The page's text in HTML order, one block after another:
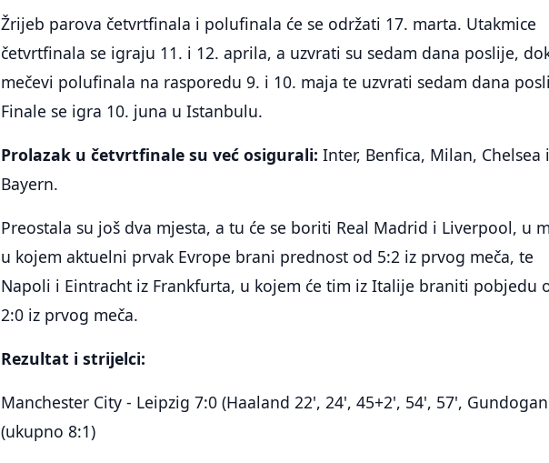
Žrijeb parova četvrtfinala i polufinala će se održati 17. marta. Utakmice
četvrtfinala se igraju 11. i 12. aprila, a uzvrati su sedam dana poslije,
mečevi polufinala na rasporedu 9. i 10. maja te uzvrati sedam dana
Finale se igra 10. juna u Istanbulu.
Prolazak u četvrtfinale su već osigurali: Inter, Benfica, Milan, Chelsea
Bayern.
Preostala su još dva mjesta, a tu će se boriti Real Madrid i Liverpool, u
u kojem aktuelni prvak Evrope brani prednost od 5:2 iz prvog meča, te
Napoli i Eintracht iz Frankfurta, u kojem će tim iz Italije braniti pobjedu
2:0 iz prvog meča.
Rezultat i strijelci:
Manchester City - Leipzig 7:0 (Haaland 22', 24', 45+2', 54', 57',
(ukupno 8:1)